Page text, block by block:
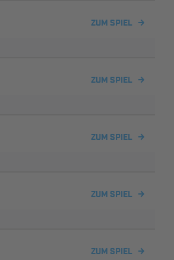
ZUM SPIEL
ZUM SPIEL
ZUM SPIEL
ZUM SPIEL
ZUM SPIEL